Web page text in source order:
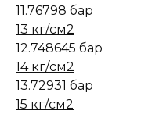
11.76798 бар
13 кг/см2
12.748645 бар
14 кг/см2
13.72931 бар
15 кг/см2